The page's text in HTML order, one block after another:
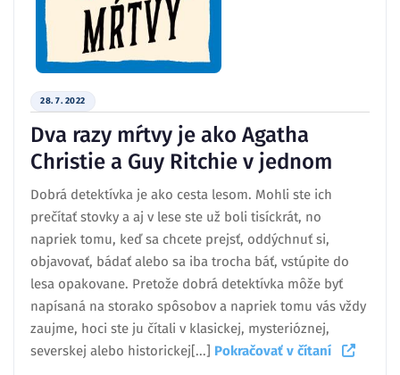
28. 7. 2022
Dva razy mŕtvy je ako Agatha
Christie a Guy Ritchie v jednom
Dobrá detektívka je ako cesta lesom. Mohli ste ich
prečítať stovky a aj v lese ste už boli tisíckrát, no
napriek tomu, keď sa chcete prejsť, oddýchnuť si,
objavovať, bádať alebo sa iba trocha báť, vstúpite do
lesa opakovane. Pretože dobrá detektívka môže byť
napísaná na storako spôsobov a napriek tomu vás vždy
zaujme, hoci ste ju čítali v klasickej, mysterióznej,
severskej alebo historickej[...] Pokračovať v čítaní